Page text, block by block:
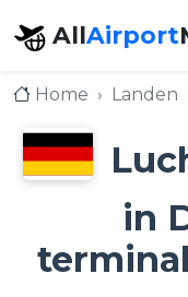
AllAirport
Home Landen
in